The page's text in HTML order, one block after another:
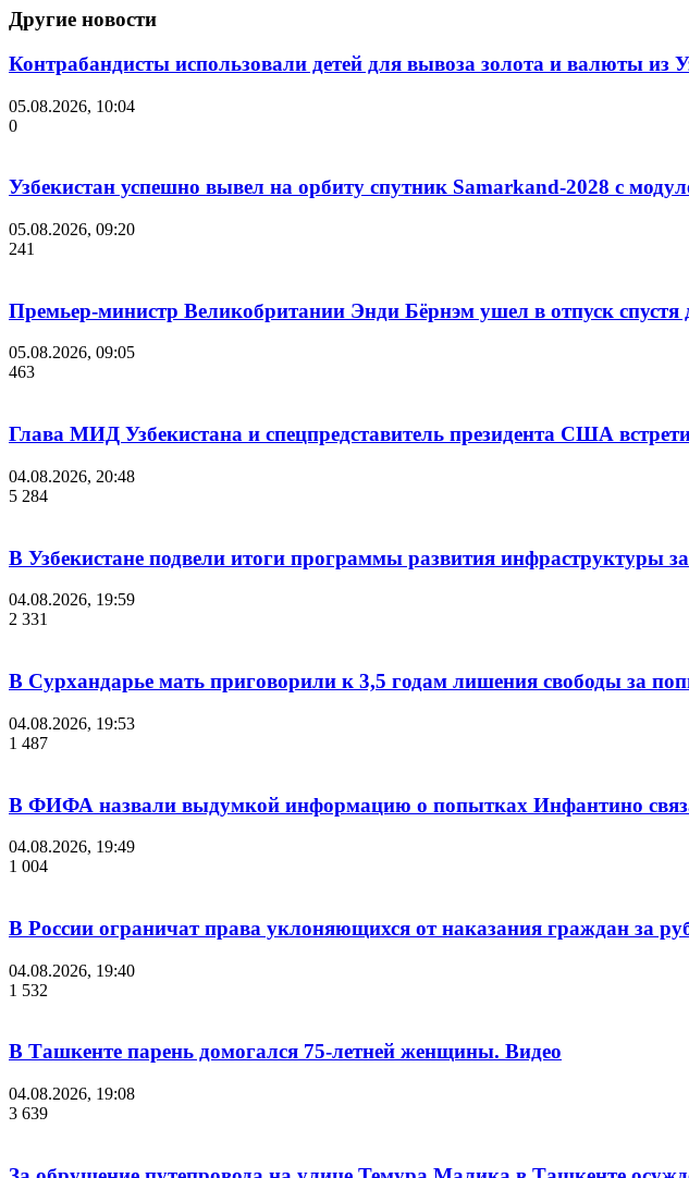
Другие новости
Контрабандисты использовали детей для вывоза золота и валюты из
05.08.2026, 10:04
0
Узбекистан успешно вывел на орбиту спутник Samarkand-2028 с
05.08.2026, 09:20
241
Премьер-министр Великобритании Энди Бёрнэм ушел в отпуск спустя
05.08.2026, 09:05
463
Глава МИД Узбекистана и спецпредставитель президента США
04.08.2026, 20:48
5 284
В Узбекистане подвели итоги программы развития инфраструктуры за
04.08.2026, 19:59
2 331
В Сурхандарье мать приговорили к 3,5 годам лишения свободы за
04.08.2026, 19:53
1 487
В ФИФА назвали выдумкой информацию о попытках Инфантино
04.08.2026, 19:49
1 004
В России ограничат права уклоняющихся от наказания граждан за
04.08.2026, 19:40
1 532
В Ташкенте парень домогался 75-летней женщины. Видео
04.08.2026, 19:08
3 639